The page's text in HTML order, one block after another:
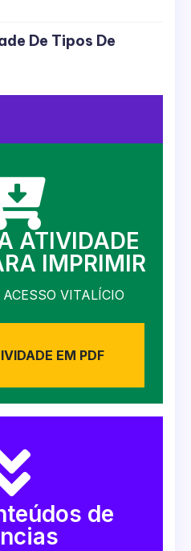
De Tipos De
ATIVIDADE
IMPRIMIR
VITALÍCIO
EM PDF
de